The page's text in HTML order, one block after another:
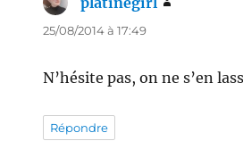
25/08/2014 à 17:49
N’hésite pas, on ne s’en
Répondre